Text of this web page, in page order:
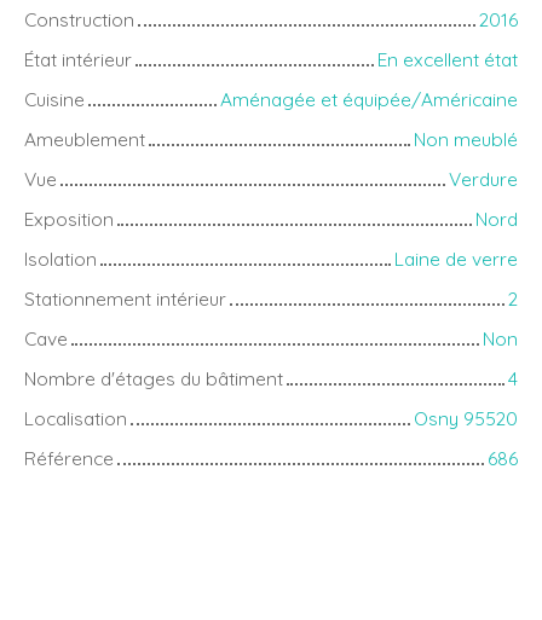
Construction
2016
État intérieur
En excellent état
Cuisine
Aménagée et équipée/Américaine
Ameublement
Non meublé
Vue
Verdure
Exposition
Nord
Isolation
Laine de verre
Stationnement intérieur
2
Cave
Non
Nombre d'étages du bâtiment
4
Localisation
Osny 95520
Référence
686